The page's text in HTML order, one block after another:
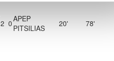
2 0APEP
PITSILIAS
20' 78'